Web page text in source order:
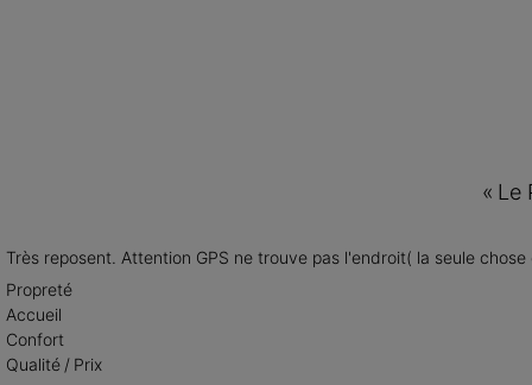
« Le
Très reposent. Attention GPS ne trouve pas l'endroit( la seule
Propreté
Accueil
Confort
Qualité / Prix